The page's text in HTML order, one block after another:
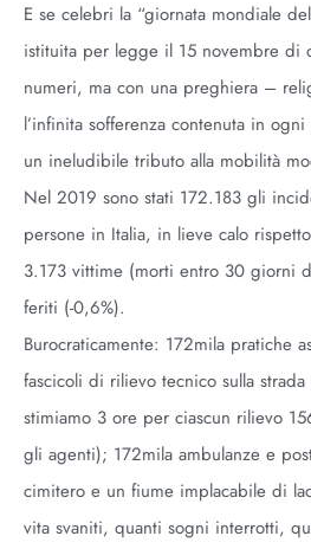
E se celebri la “giornata mondiale
istituita per legge il 15 novembre di
numeri, ma con una preghiera –
l’infinita sofferenza contenuta in
un ineludibile tributo alla mobilità
Nel 2019 sono stati 172.183 gli
persone in Italia, in lieve calo
3.173 vittime (morti entro 30 giorni
feriti (-0,6%).
Burocraticamente: 172mila pratiche
fascicoli di rilievo tecnico sulla
stimiamo 3 ore per ciascun rilievo
gli agenti); 172mila ambulanze e
cimitero e un fiume implacabile di
vita svaniti, quanti sogni interrotti,